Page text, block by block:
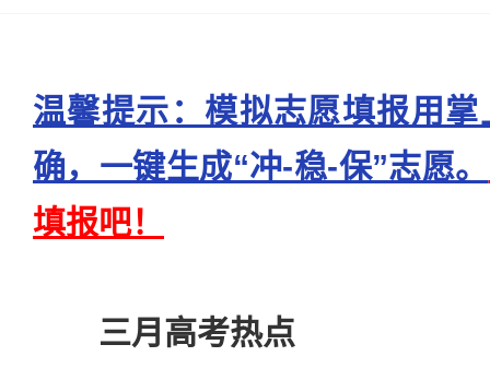
温馨提示：模拟志愿填报用
确，一键生成“冲-稳-保”志愿。
填报吧！
三月高考热点